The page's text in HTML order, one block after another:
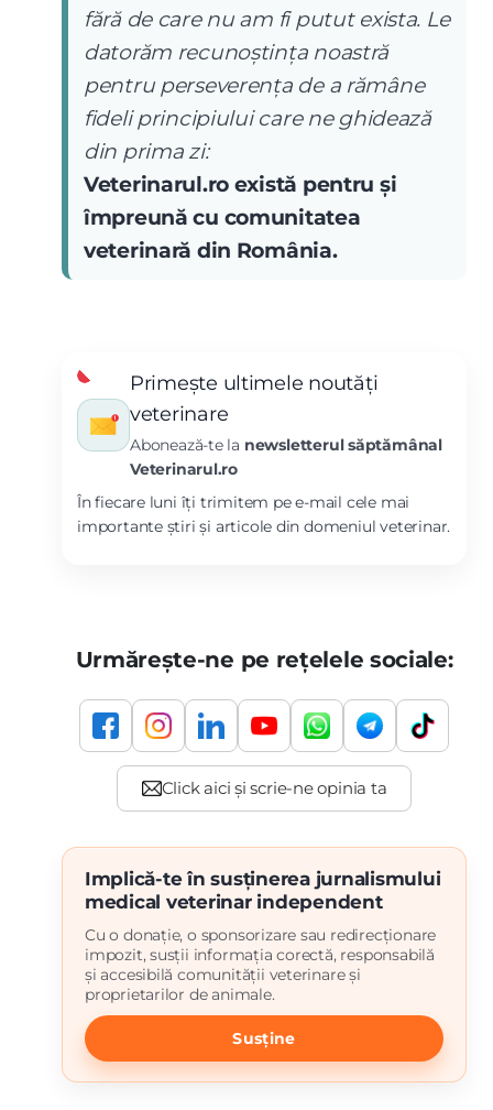
fără de care nu am fi putut exista. Le
datorăm recunoștința noastră
pentru perseverența de a rămâne
fideli principiului care ne ghidează
din prima zi:
Veterinarul.ro există pentru și
împreună cu comunitatea
veterinară din România.
Primește ultimele noutăți
veterinare
Abonează-te la newsletterul săptămânal
Veterinarul.ro
În fiecare luni îți trimitem pe e-mail cele mai
importante știri și articole din domeniul veterinar.
Urmărește-ne pe rețelele sociale:
Implică-te în susținerea jurnalismului
medical veterinar independent
Cu o donație, o sponsorizare sau redirecționare
impozit, susții informația corectă, responsabilă
și accesibilă comunității veterinare și
proprietarilor de animale.
Susține